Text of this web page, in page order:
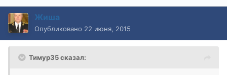
Жиша
Опубликовано 22 июня, 2015
Тимур35 сказал: